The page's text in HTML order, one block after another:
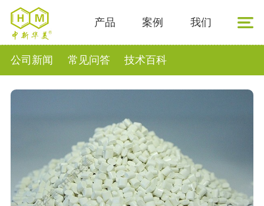
产品 案例 我们
公司新闻 常见问答 技术百科